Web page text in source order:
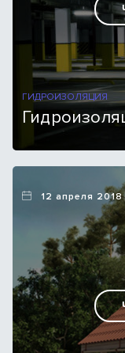
ГИДРОИЗОЛЯЦИЯ
12 апреля 2018